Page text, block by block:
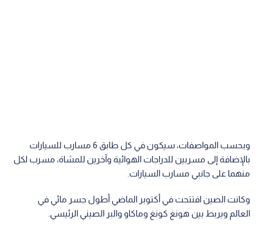
وبحسب المواصفات، سيكون في كل طابق 6 مسارب للسيارات
بالإضافة إلى مسربين للدراجات الهوائية وآخرين للمشاة، مسرب لكل
منهما على جانبي مسارب السيارات.
وكانت الصين افتتحت في أكتوبر الماضي أطول جسر مائي في
العالم ويربط بين هونغ كونغ وماكاو والبر الصيني الرئيسي.